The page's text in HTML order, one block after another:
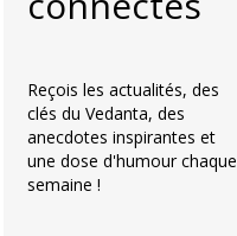
Reçois les actualités, des
clés du Vedanta, des
anecdotes inspirantes et
une dose d'humour chaque
semaine !